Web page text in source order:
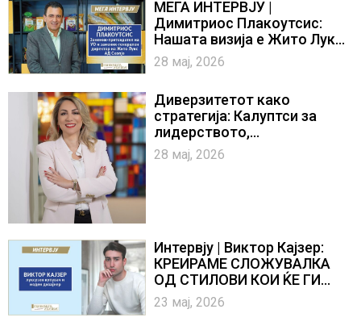
МЕГА ИНТЕРВЈУ |
Димитриос Плакоутсис:
Нашата визија е Жито Лукс
да остане синоним за
доверба и за квалитет
28 мај, 2026
Диверзитетот како
стратегија: Калуптси за
лидерството,
трансформацијата и
инклузијата во Стопанска
28 мај, 2026
Интервју | Виктор Кајзер:
КРЕИРАМЕ СЛОЖУВАЛКА
ОД СТИЛОВИ КОИ ЌЕ ГИ
ПРЕЗЕНТИРАМЕ 6 МЕСЕЦИ
ПОДОЦНА
23 мај, 2026